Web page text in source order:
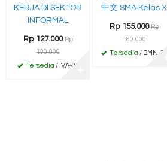
KERJA DI SEKTOR
INFORMAL
Rp 127.000 Rp
130.000
Tersedia / IVA-01
中文 SMA Kelas X
Rp 155.000 Rp
160.000
Tersedia / BMN-10